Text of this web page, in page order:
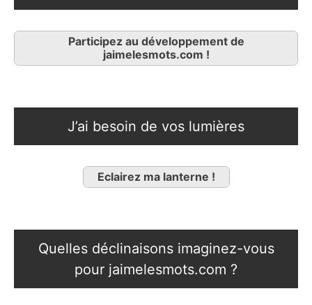
Participez au développement de
jaimelesmots.com !
J’ai besoin de vos lumières
Eclairez ma lanterne !
Quelles déclinaisons imaginez-vous
pour jaimelesmots.com ?